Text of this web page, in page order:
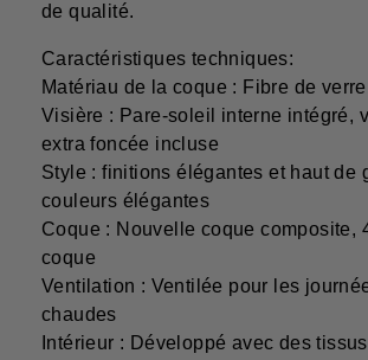
de qualité.
Caractéristiques techniques:
Matériau de la coque : Fibre de
Visière : Pare-soleil interne intégré,
extra foncée incluse
Style : finitions élégantes et haut de
couleurs élégantes
Coque : Nouvelle coque composite,
coque
Ventilation : Ventilée pour les
chaudes
Intérieur : Développé avec des